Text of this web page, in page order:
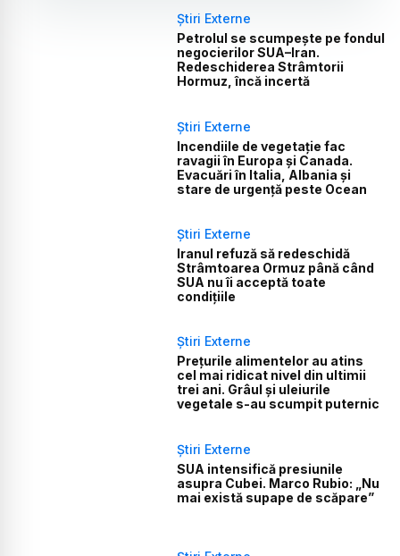
Știri Externe
Petrolul se scumpește pe fondul
negocierilor SUA–Iran.
Redeschiderea Strâmtorii
Hormuz, încă incertă
Știri Externe
Incendiile de vegetație fac
ravagii în Europa și Canada.
Evacuări în Italia, Albania și
stare de urgență peste Ocean
Știri Externe
Iranul refuză să redeschidă
Strâmtoarea Ormuz până când
SUA nu îi acceptă toate
condițiile
Știri Externe
Prețurile alimentelor au atins
cel mai ridicat nivel din ultimii
trei ani. Grâul și uleiurile
vegetale s-au scumpit puternic
Știri Externe
SUA intensifică presiunile
asupra Cubei. Marco Rubio: „Nu
mai există supape de scăpare”